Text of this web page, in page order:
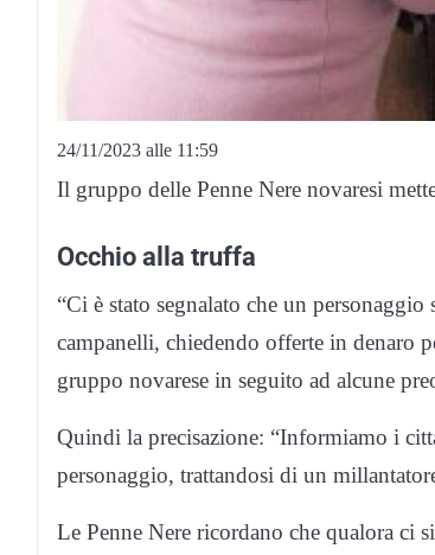
24/11/2023 alle 11:59
Il gruppo delle Penne Nere novaresi
Occhio alla truffa
“Ci è stato segnalato che un
campanelli, chiedendo offerte in denaro
gruppo novarese in seguito ad alcune
Quindi la precisazione: “Informiamo i
personaggio, trattandosi di un
Le Penne Nere ricordano che qualora ci